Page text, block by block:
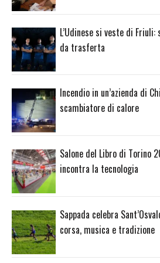
L’Udinese si veste di
da trasferta
Incendio in un’azienda di
scambiatore di calore
Salone del Libro di Torino
incontra la tecnologia
Sappada celebra
corsa, musica e tradizione